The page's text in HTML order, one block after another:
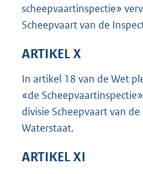
scheepvaartinspectie»
Scheepvaart van de
ARTIKEL X
In artikel 18 van de Wet
«de
divisie Scheepvaart van
Waterstaat.
ARTIKEL XI